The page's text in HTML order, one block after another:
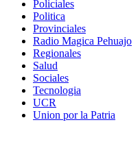
Policiales
Politica
Provinciales
Radio Magica Pehuajo
Regionales
Salud
Sociales
Tecnologia
UCR
Union por la Patria